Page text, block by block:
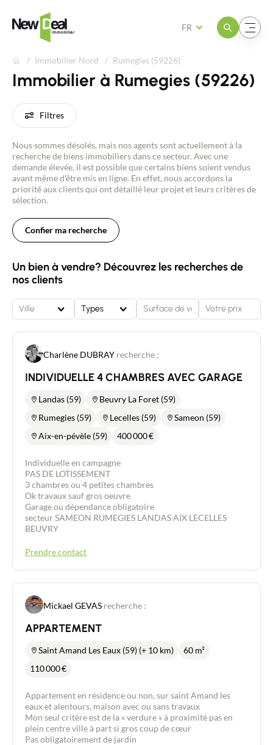
Ouvrir le menuOuvrir le menu
FR
Immobilier Nord Rumegies (59226)
Immobilier à Rumegies (59226)
Filtres
Nous sommes désolés, mais nos agents sont actuellement à la
recherche de biens immobiliers dans ce secteur. Avec une
demande élevée, il est possible que certains biens soient vendus
avant même d'être mis en ligne. En effet, nous accordons la
priorité aux clients qui ont détaillé leur projet et leurs critères de
sélection.
Confier ma recherche
Un bien à vendre? Découvrez les recherches de
nos clients
Ville Types
Charlène DUBRAY recherche :
INDIVIDUELLE 4 CHAMBRES AVEC GARAGE
Landas (59)
Beuvry La Foret (59)
Rumegies (59)
Lecelles (59)
Sameon (59)
Aix-en-pévèle (59)
400 000€
Individuelle en campagne
PAS DE LOTISSEMENT
3 chambres ou 4 petites chambres
Ok travaux sauf gros oeuvre
Garage ou dépendance obligatoire
secteur SAMEON RUMEGIES LANDAS AIX LECELLES
BEUVRY
Prendre contact
Mickael GEVAS recherche :
APPARTEMENT
Saint Amand Les Eaux (59) (+ 10 km)
60 m²
110 000€
Appartement en résidence ou non, sur saint Amand les
eaux et alentours, maison avec ou sans travaux
Mon seul critère est de la « verdure » à proximité pas en
plein centre ville à part si gros coup de cœur
Pas obligatoirement de jardin